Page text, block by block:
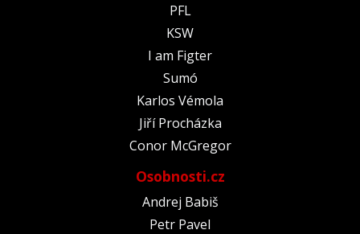
PFL
KSW
I am Figter
Sumó
Karlos Vémola
Jiří Procházka
Conor McGregor
Osobnosti.cz
Andrej Babiš
Petr Pavel